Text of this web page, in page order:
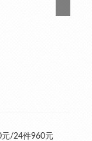
元/24件960元